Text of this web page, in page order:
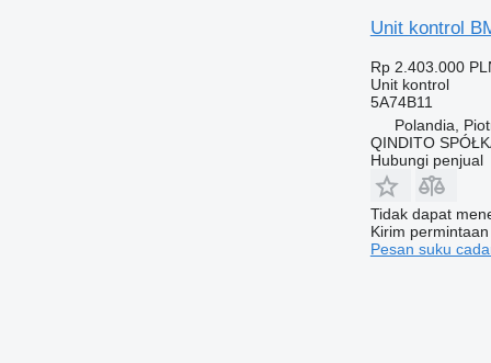
Unit kontrol
Rp 2.403.000
Unit kontrol
5A74B11
Polandia,
QINDITO
Hubungi penjual
Tidak dapat
Kirim
Pesan suku